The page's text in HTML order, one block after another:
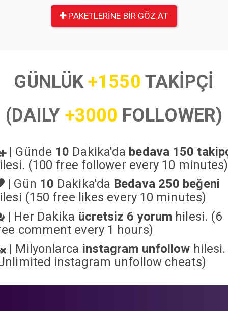
PAKETLERINE BIR GÖZ AT
GÜNLÜK+1550 TAKİPÇİ
(DAILY +3000 FOLLOWER)
| Günde 10 Dakika'da bedava 150
(100 free follower every 10 minutes)
| Gün 10 Dakika'da Bedava 250 beğeni
(150 free likes every 10 minutes)
| Her Dakika ücretsiz 6 yorum hilesi. (6
comment every 1 hours)
| Milyonlarca instagram unfollow hilesi.
instagram unfollow cheats)